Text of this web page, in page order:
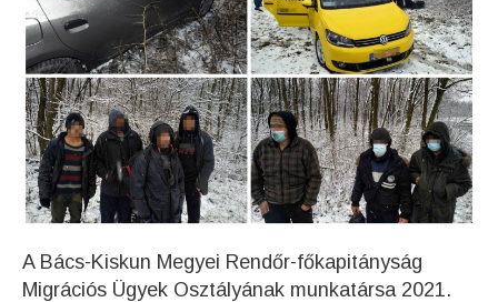
A Bács-Kiskun Megyei Rendőr-főkapitányság
Migrációs Ügyek Osztályának munkatársa 2021.